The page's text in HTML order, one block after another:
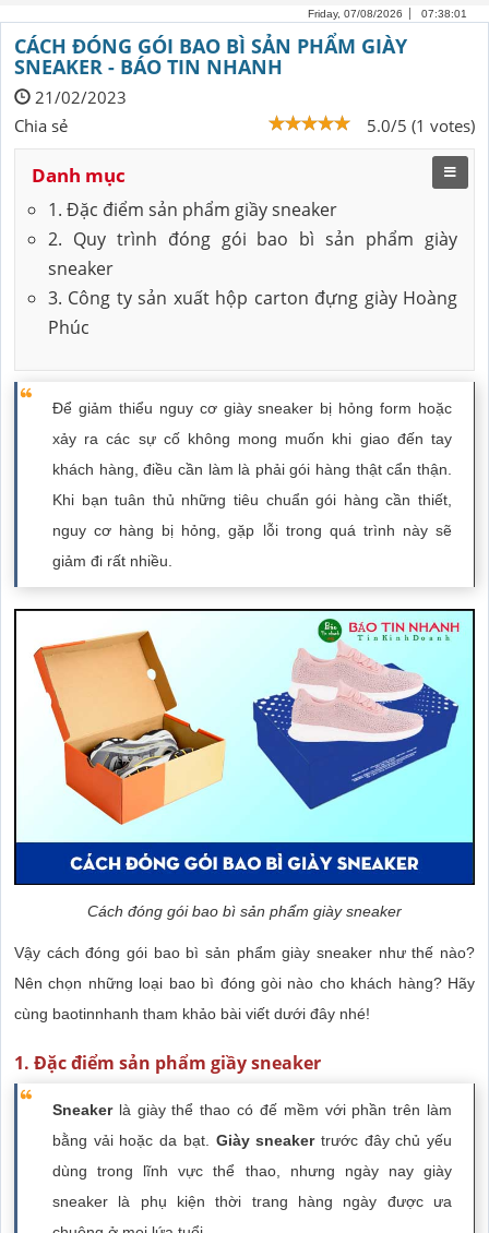
Friday, 07/08/2026 07:38:01
CÁCH ĐÓNG GÓI BAO BÌ SẢN PHẨM GIÀY
SNEAKER - BÁO TIN NHANH
21/02/2023
5.0/5 (1 votes)
Chia sẻ
Danh mục
1. Đặc điểm sản phẩm giầy sneaker
2. Quy trình đóng gói bao bì sản phẩm giày
sneaker
3. Công ty sản xuất hộp carton đựng giày Hoàng
Phúc
Để giảm thiểu nguy cơ giày sneaker bị hỏng form hoặc
xảy ra các sự cố không mong muốn khi giao đến tay
khách hàng, điều cần làm là phải gói hàng thật cẩn thận.
Khi bạn tuân thủ những tiêu chuẩn gói hàng cần thiết,
nguy cơ hàng bị hỏng, gặp lỗi trong quá trình này sẽ
giảm đi rất nhiều.
Cách đóng gói bao bì sản phẩm giày sneaker
Vậy cách đóng gói bao bì sản phẩm giày sneaker như thế nào?
Nên chọn những loại bao bì đóng gòi nào cho khách hàng? Hãy
cùng baotinnhanh tham khảo bài viết dưới đây nhé!
1. Đặc điểm sản phẩm giầy sneaker
Sneakerlà giày thể thao có đế mềm với phần trên làm
bằng vải hoặc da bạt. Giày sneakertrước đây chủ yếu
dùng trong lĩnh vực thể thao, nhưng ngày nay giày
sneaker là phụ kiện thời trang hàng ngày được ưa